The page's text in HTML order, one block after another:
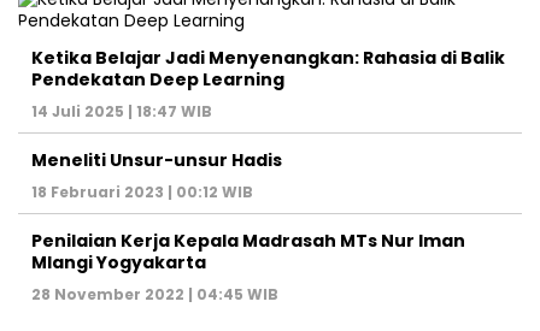
Ketika Belajar Jadi Menyenangkan: Rahasia di Balik
Pendekatan Deep Learning
14 Juli 2025 | 18:47 WIB
Meneliti Unsur-unsur Hadis
18 Februari 2023 | 00:12 WIB
Penilaian Kerja Kepala Madrasah MTs Nur Iman
Mlangi Yogyakarta
28 November 2022 | 04:45 WIB